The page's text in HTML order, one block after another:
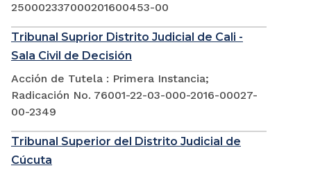
250002337000201600453-00
Tribunal Suprior Distrito Judicial de Cali -
Sala Civil de Decisión
Acción de Tutela : Primera Instancia;
Radicación No. 76001-22-03-000-2016-00027-
00-2349
Tribunal Superior del Distrito Judicial de
Cúcuta